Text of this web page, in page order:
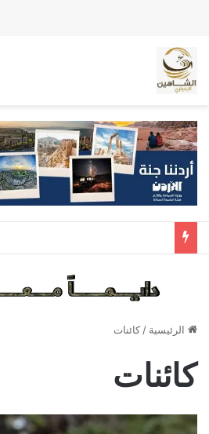
الرئيسية / كائنات
كائنات